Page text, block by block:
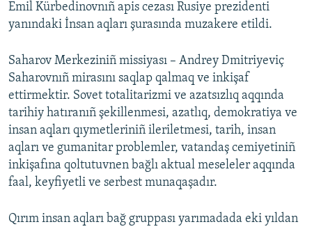
Emil Kürbedinovnıñ apis cezası Rusiye prezidenti
yanındaki İnsan aqları şurasında muzakere etildi.
Saharov Merkeziniñ missiyası – Andrey Dmitriyeviç
Saharovnıñ mirasını saqlap qalmaq ve inkişaf
ettirmektir. Sovet totalitarizmi ve azatsızlıq aqqında
tarihiy hatıranıñ şekillenmesi, azatlıq, demokratiya ve
insan aqları qıymetleriniñ ileriletmesi, tarih, insan
aqları ve gumanitar problemler, vatandaş cemiyetiniñ
inkişafına qoltutuvnen bağlı aktual meseleler aqqında
faal, keyfiyetli ve serbest munaqaşadır.
Qırım insan aqları bağ gruppası yarımadada eki yıldan